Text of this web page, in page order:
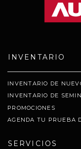
INVENTARIO
INVENTARIO DE
INVENTARIO DE
PROMOCIONES
AGENDA TU PRUEBA
SERVICIOS